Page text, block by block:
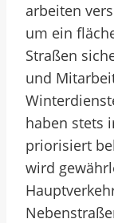
arbeiten
um ein
Straßen
und
haben stets
priorisiert
wird